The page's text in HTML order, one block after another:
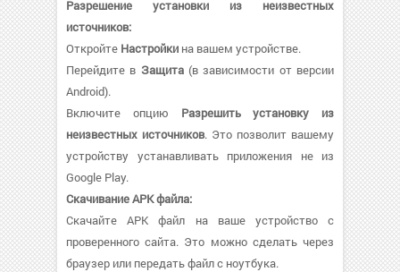
Разрешение установки из неизвестных
источников:
Откройте Настройки на вашем устройстве.
Перейдите в Защита(в зависимости от версии
Android).
Включите опцию Разрешить установку из
неизвестных источников. Это позволит вашему
устройству устанавливать приложения не из
Google Play.
Скачивание APK файла:
Скачайте APK файл на ваше устройство с
проверенного сайта. Это можно сделать через
браузер или передать файл с ноутбука.